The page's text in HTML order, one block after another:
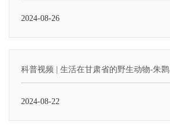
2024-08-26
科普视频 | 生活在甘肃省的野生动物-朱鹮
2024-08-22